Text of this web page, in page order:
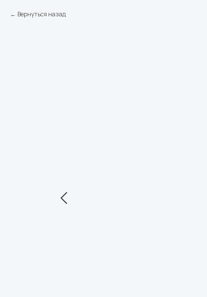
Вернуться назад